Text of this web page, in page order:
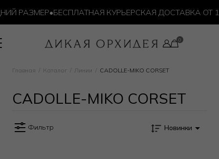
РАЗМЕР•БЕСПЛАТНАЯ КУРЬЕРСКАЯ ДОСТАВКА ОТ
Главная Каталог Линии CADOLLE-MIKO CORSET
CADOLLE-MIKO CORSET
Фильтр Новинки